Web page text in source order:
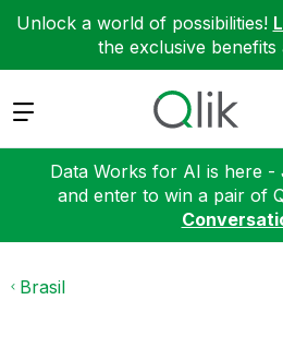
Unlock a world of possibilities!
the exclusive benefits
Expand
Data Works for AI is here -
and enter to win a pair of
Brasil